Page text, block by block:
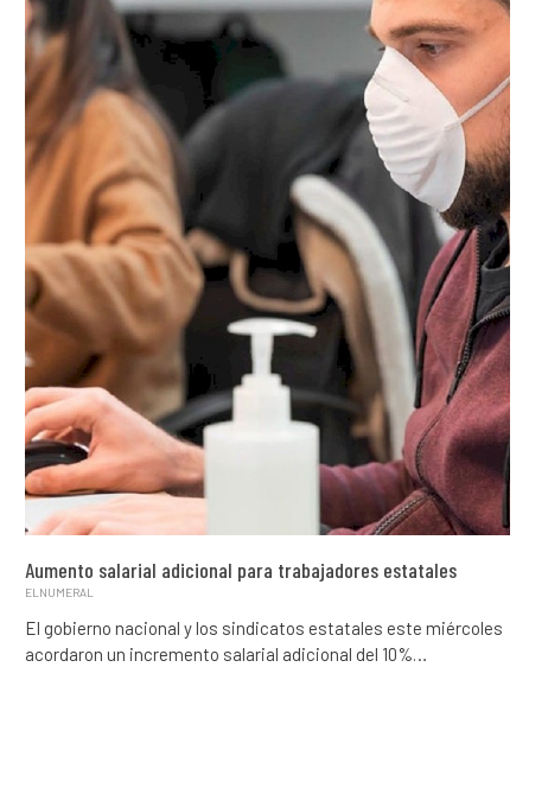
Aumento salarial adicional para trabajadores estatales
ELNUMERAL
El gobierno nacional y los sindicatos estatales este miércoles
acordaron un incremento salarial adicional del 10%…